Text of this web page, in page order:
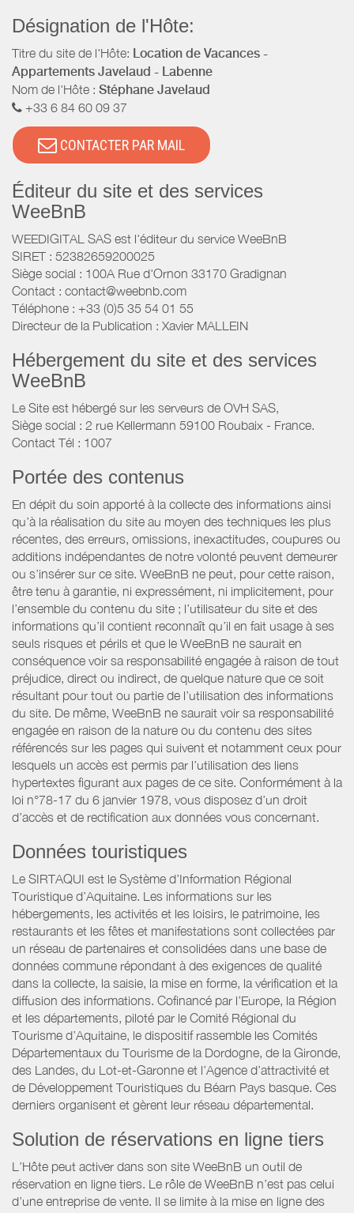
Désignation de l'Hôte:
Titre du site de l'Hôte: Location de Vacances -
Appartements Javelaud - Labenne
Nom de l'Hôte : Stéphane Javelaud
+33 6 84 60 09 37
CONTACTER PAR MAIL
Éditeur du site et des services
WeeBnB
WEEDIGITAL SAS est l'éditeur du service WeeBnB
SIRET : 52382659200025
Siège social : 100A Rue d'Ornon 33170 Gradignan
Contact : contact@weebnb.com
Téléphone : +33 (0)5 35 54 01 55
Directeur de la Publication : Xavier MALLEIN
Hébergement du site et des services
WeeBnB
Le Site est hébergé sur les serveurs de OVH SAS,
Siège social : 2 rue Kellermann 59100 Roubaix - France.
Contact Tél : 1007
Portée des contenus
En dépit du soin apporté à la collecte des informations ainsi
qu’à la réalisation du site au moyen des techniques les plus
récentes, des erreurs, omissions, inexactitudes, coupures ou
additions indépendantes de notre volonté peuvent demeurer
ou s’insérer sur ce site. WeeBnB ne peut, pour cette raison,
être tenu à garantie, ni expressément, ni implicitement, pour
l’ensemble du contenu du site ; l’utilisateur du site et des
informations qu’il contient reconnaît qu’il en fait usage à ses
seuls risques et périls et que le WeeBnB ne saurait en
conséquence voir sa responsabilité engagée à raison de tout
préjudice, direct ou indirect, de quelque nature que ce soit
résultant pour tout ou partie de l’utilisation des informations
du site. De même, WeeBnB ne saurait voir sa responsabilité
engagée en raison de la nature ou du contenu des sites
référencés sur les pages qui suivent et notamment ceux pour
lesquels un accès est permis par l’utilisation des liens
hypertextes figurant aux pages de ce site. Conformément à la
loi n°78-17 du 6 janvier 1978, vous disposez d’un droit
d’accès et de rectification aux données vous concernant.
Données touristiques
Le SIRTAQUI est le Système d’Information Régional
Touristique d’Aquitaine. Les informations sur les
hébergements, les activités et les loisirs, le patrimoine, les
restaurants et les fêtes et manifestations sont collectées par
un réseau de partenaires et consolidées dans une base de
données commune répondant à des exigences de qualité
dans la collecte, la saisie, la mise en forme, la vérification et la
diffusion des informations. Cofinancé par l’Europe, la Région
et les départements, piloté par le Comité Régional du
Tourisme d’Aquitaine, le dispositif rassemble les Comités
Départementaux du Tourisme de la Dordogne, de la Gironde,
des Landes, du Lot-et-Garonne et l’Agence d’attractivité et
de Développement Touristiques du Béarn Pays basque. Ces
derniers organisent et gèrent leur réseau départemental.
Solution de réservations en ligne tiers
L’Hôte peut activer dans son site WeeBnB un outil de
réservation en ligne tiers. Le rôle de WeeBnB n’est pas celui
d’une entreprise de vente. Il se limite à la mise en ligne des